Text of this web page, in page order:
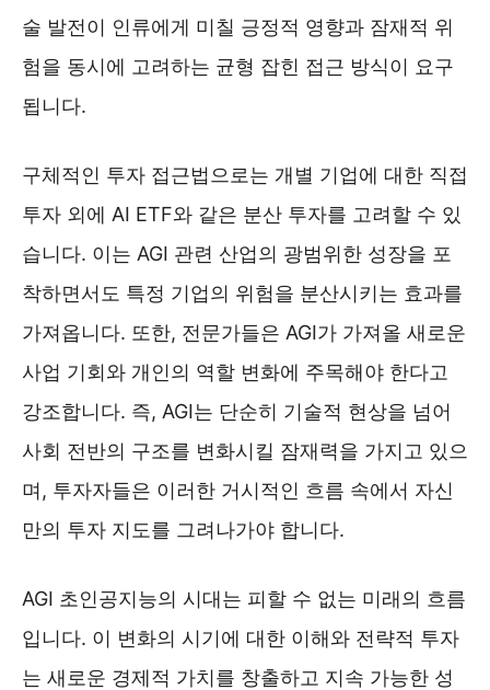
술 발전이 인류에게 미칠 긍정적 영향과 잠재적 위
험을 동시에 고려하는 균형 잡힌 접근 방식이 요구
됩니다.
구체적인 투자 접근법으로는 개별 기업에 대한 직접
투자 외에 AI ETF와 같은 분산 투자를 고려할 수 있
습니다. 이는 AGI 관련 산업의 광범위한 성장을 포
착하면서도 특정 기업의 위험을 분산시키는 효과를
가져옵니다. 또한, 전문가들은 AGI가 가져올 새로운
사업 기회와 개인의 역할 변화에 주목해야 한다고
강조합니다. 즉, AGI는 단순히 기술적 현상을 넘어
사회 전반의 구조를 변화시킬 잠재력을 가지고 있으
며, 투자자들은 이러한 거시적인 흐름 속에서 자신
만의 투자 지도를 그려나가야 합니다.
AGI 초인공지능의 시대는 피할 수 없는 미래의 흐름
입니다. 이 변화의 시기에 대한 이해와 전략적 투자
는 새로운 경제적 가치를 창출하고 지속 가능한 성